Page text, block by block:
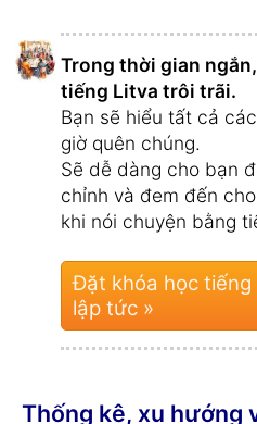
Trong thời gian
tiếng Litva trôi trãi.
Bạn sẽ hiểu tất cả
giờ quên chúng.
Sẽ dễ dàng cho bạn
chỉnh và đem đến
khi nói chuyện bằng
Đặt khóa học
lập tức »
Thống kê, xu hướng